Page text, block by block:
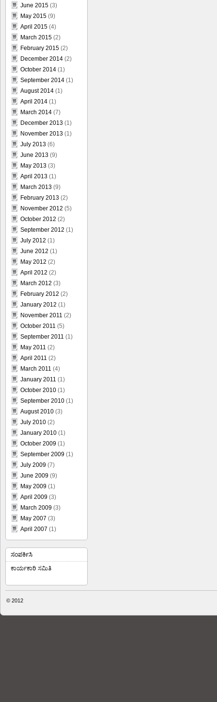
June 2015 (3)
May 2015 (9)
April 2015 (4)
March 2015 (2)
February 2015 (2)
December 2014 (2)
October 2014 (1)
September 2014 (1)
August 2014 (1)
April 2014 (1)
March 2014 (7)
December 2013 (1)
November 2013 (1)
July 2013 (6)
June 2013 (9)
May 2013 (3)
April 2013 (1)
March 2013 (9)
February 2013 (2)
November 2012 (5)
October 2012 (2)
September 2012 (1)
July 2012 (1)
June 2012 (1)
May 2012 (2)
April 2012 (2)
March 2012 (3)
February 2012 (2)
January 2012 (1)
November 2011 (2)
October 2011 (5)
September 2011 (1)
May 2011 (2)
April 2011 (2)
March 2011 (4)
January 2011 (1)
October 2010 (1)
September 2010 (1)
August 2010 (3)
July 2010 (2)
January 2010 (1)
October 2009 (1)
September 2009 (1)
July 2009 (7)
June 2009 (9)
May 2009 (1)
April 2009 (3)
March 2009 (3)
May 2007 (3)
April 2007 (1)
ಸಂಪರ್ಕಿಸಿ
ಕಾರ್ಯಕಾರಿ ಸಮಿತಿ
© 2012